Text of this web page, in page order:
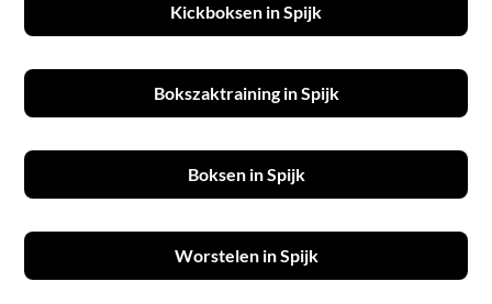
Kickboksen in Spijk
Bokszaktraining in Spijk
Boksen in Spijk
Worstelen in Spijk